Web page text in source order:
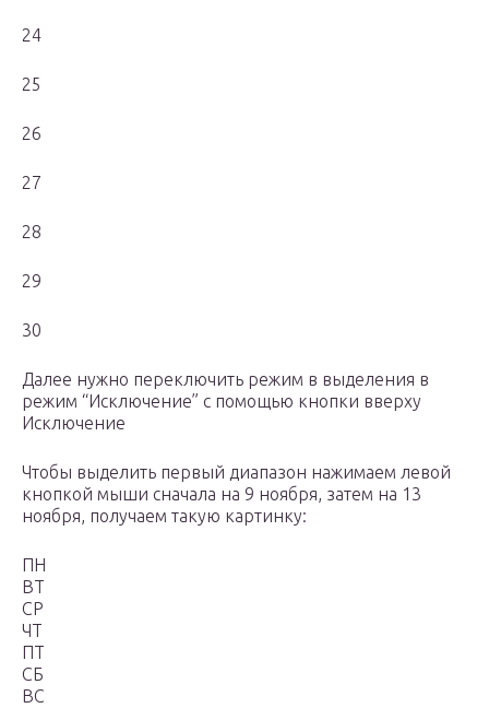
24
25
26
27
28
29
30
Далее нужно переключить режим в выделения в
режим “Исключение” с помощью кнопки вверху
Исключение
Чтобы выделить первый диапазон нажимаем левой
кнопкой мыши сначала на 9 ноября, затем на 13
ноября, получаем такую картинку:
ПН
ВТ
СР
ЧТ
ПТ
СБ
ВС